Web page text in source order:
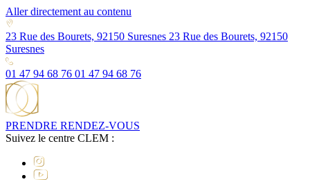
Aller directement au contenu
23 Rue des Bourets, 92150 Suresnes 23 Rue des Bourets, 92150
Suresnes
01 47 94 68 76 01 47 94 68 76
PRENDRE RENDEZ-VOUS
Suivez le centre CLEM :